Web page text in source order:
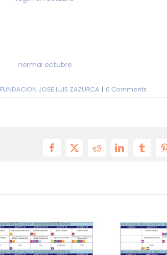
FUNDACION JOSE LUIS ZAZURCA | 0 Comments
Facebook
X RedditLinkedInTumblr